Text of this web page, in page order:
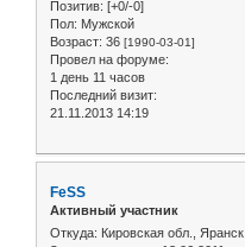
Позитив: [+0/-0]
Пол: Мужской
Возраст: 36 [1990-03-01]
Провел на форуме:
1 день 11 часов
Последний визит:
21.11.2013 14:19
FeSS
Активный участник
Откуда: Кировская обл., Яранск